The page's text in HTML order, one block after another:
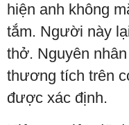
hiện anh không
tắm. Người này
thở. Nguyên
thương tích trên
được xác định.